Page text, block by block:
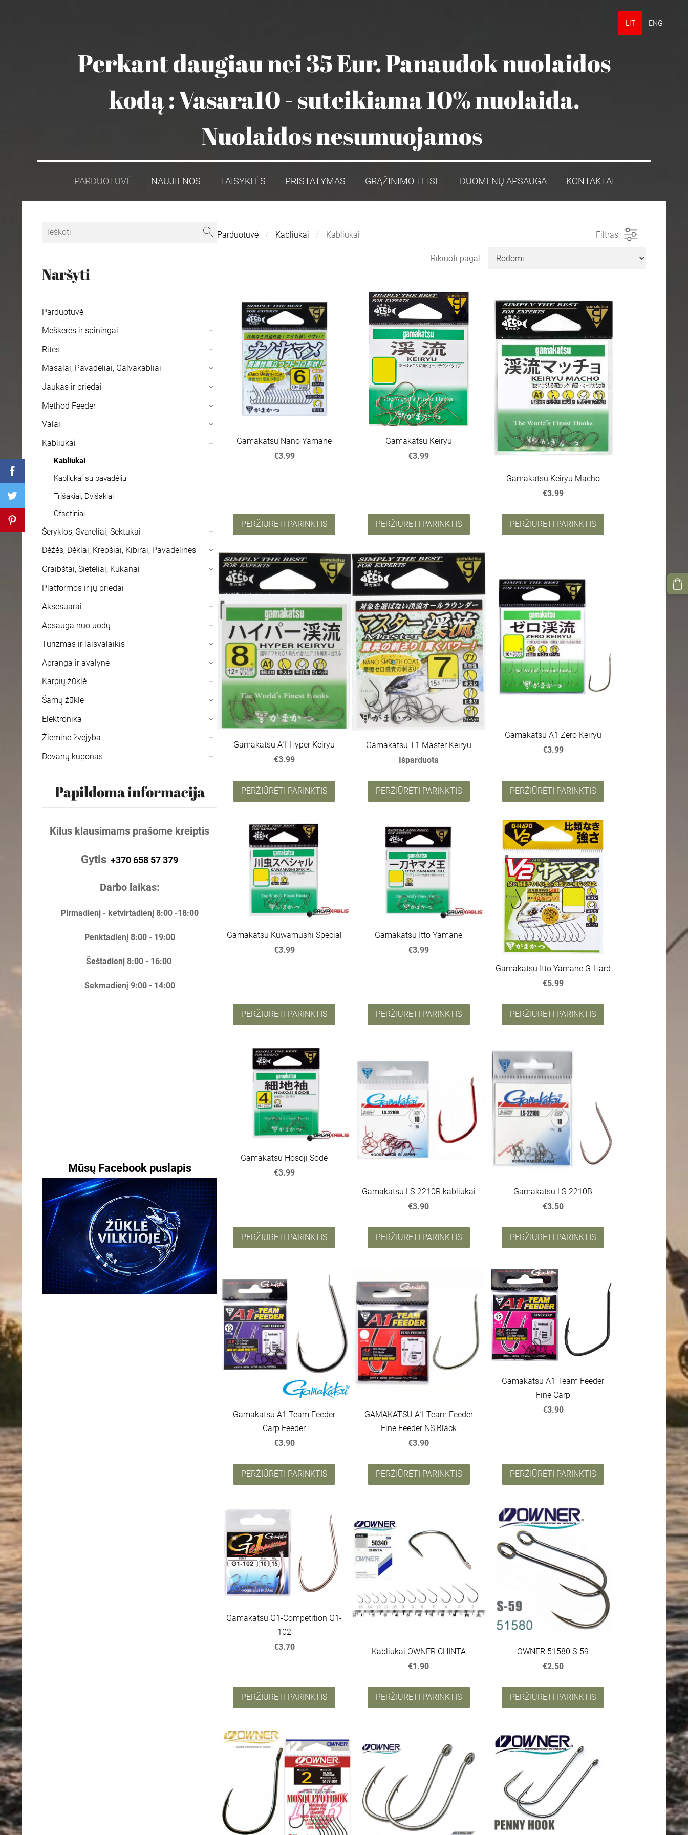
LIT ENG
Perkant daugiau nei 35 Eur. Panaudok nuolaidos
kodą : Vasara10 - suteikiama 10% nuolaida.
Nuolaidos nesumuojamos
PARDUOTUVĖ NAUJIENOS TAISYKLĖS PRISTATYMAS GRĄŽINIMO TEISĖ DUOMENŲ APSAUGA KONTAKTAI
Naršyti
Parduotuvė
Meškerės ir spiningai
›
Ritės ›
Masalai, Pavadėliai, Galvakabliai ›
Jaukas ir priedai ›
Method Feeder ›
Valai ›
Kabliukai
Kabliukai
Kabliukai su pavadėliu
Trišakiai, Dvišakiai
Ofsetiniai
›
Šeryklos, Svareliai, Sektukai ›
Dėžės, Dėklai, Krepšiai, Kibirai, Pavadelinės ›
Graibštai, Sieteliai, Kukanai ›
Platformos ir jų priedai
Aksesuarai
›
Apsauga nuo uodų ›
Turizmas ir laisvalaikis ›
Apranga ir avalynė ›
Karpių žūklė ›
Šamų žūklė ›
Elektronika ›
Žieminė žvejyba ›
Dovanų kuponas ›
Papildoma informacija
Kilus klausimams prašome kreiptis
Gytis +370 658 57 379
Darbo laikas:
Pirmadienį - ketvirtadienį 8:00 -18:00
Penktadienį 8:00 - 19:00
Šeštadienį 8:00 - 16:00
Sekmadienį 9:00 - 14:00
Mūsų Facebook puslapis
Parduotuvė Kabliukai Kabliukai Filtras
Rikiuoti pagal
Gamakatsu Nano Yamane
€3.99
PERŽIŪRĖTI PARINKTIS
Gamakatsu Keiryu
€3.99
PERŽIŪRĖTI PARINKTIS
Gamakatsu Keiryu Macho
€3.99
PERŽIŪRĖTI PARINKTIS
Gamakatsu A1 Hyper Keiryu
€3.99
PERŽIŪRĖTI PARINKTIS
Gamakatsu T1 Master Keiryu
Išparduota
PERŽIŪRĖTI PARINKTIS
Gamakatsu A1 Zero Keiryu
€3.99
PERŽIŪRĖTI PARINKTIS
Gamakatsu Kuwamushi Special
€3.99
PERŽIŪRĖTI PARINKTIS
Gamakatsu Itto Yamane
€3.99
PERŽIŪRĖTI PARINKTIS
Gamakatsu Itto Yamane G-Hard
€5.99
PERŽIŪRĖTI PARINKTIS
Gamakatsu Hosoji Sode
€3.99
PERŽIŪRĖTI PARINKTIS
Gamakatsu LS-2210R kabliukai
€3.90
PERŽIŪRĖTI PARINKTIS
Gamakatsu LS-2210B
€3.50
PERŽIŪRĖTI PARINKTIS
Gamakatsu A1 Team Feeder
Carp Feeder
€3.90
PERŽIŪRĖTI PARINKTIS
GAMAKATSU A1 Team Feeder
Fine Feeder NS Black
€3.90
PERŽIŪRĖTI PARINKTIS
Gamakatsu A1 Team Feeder
Fine Carp
€3.90
PERŽIŪRĖTI PARINKTIS
Gamakatsu G1-Competition G1-
102
€3.70
PERŽIŪRĖTI PARINKTIS
Kabliukai OWNER CHINTA
€1.90
PERŽIŪRĖTI PARINKTIS
OWNER 51580 S-59
€2.50
PERŽIŪRĖTI PARINKTIS